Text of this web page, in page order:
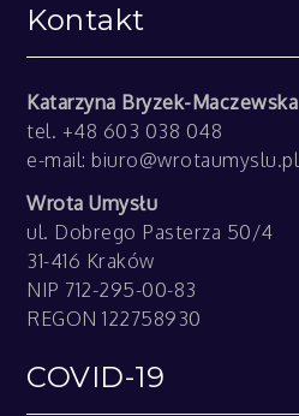
Kontakt
Katarzyna Bryzek-Maczewska
tel. +48 603 038 048
e-mail: biuro@wrotaumyslu.pl
Wrota Umysłu
ul. Dobrego Pasterza 50/4
31-416 Kraków
NIP 712-295-00-83
REGON 122758930
COVID-19